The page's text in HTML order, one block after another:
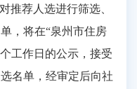
推荐人选进行筛选、
，将在“泉州市住房
工作日的公示，接受
名单，经审定后向社